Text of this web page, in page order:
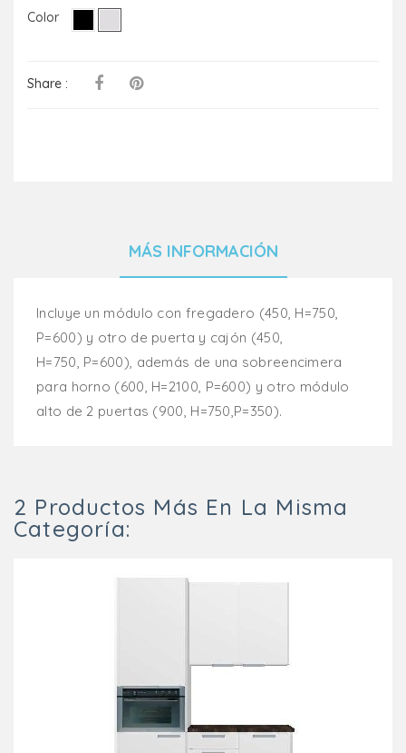
Color
Share :
MÁS INFORMACIÓN
Incluye un módulo con fregadero (450, H=750,
P=600) y otro de puerta y cajón (450,
H=750, P=600), además de una sobreencimera
para horno (600, H=2100, P=600) y otro módulo
alto de 2 puertas (900, H=750,P=350).
2 Productos Más En La Misma
Categoría: